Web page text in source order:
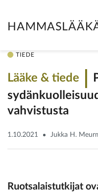
TIEDE
Lääke & tiede
vahvistusta
1.10.2021 Jukka H.
Ruotsalaistutkijat